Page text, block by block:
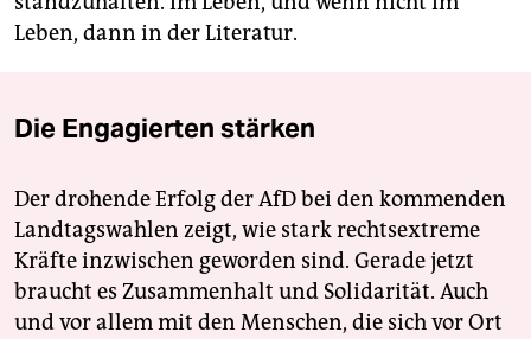
Leben, dann in der Literatur.
Die Engagierten stärken
Der drohende Erfolg der AfD bei den kommenden
Landtagswahlen zeigt, wie stark rechtsextreme
Kräfte inzwischen geworden sind. Gerade jetzt
braucht es Zusammenhalt und Solidarität. Auch
und vor allem mit den Menschen, die sich vor Ort